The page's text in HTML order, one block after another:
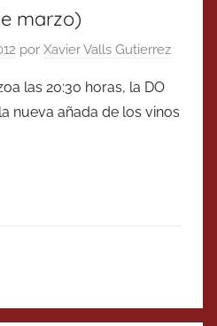
marzo)
por Xavier Valls Gutierrez
las 20:30 horas, la DO
nueva añada de los vinos